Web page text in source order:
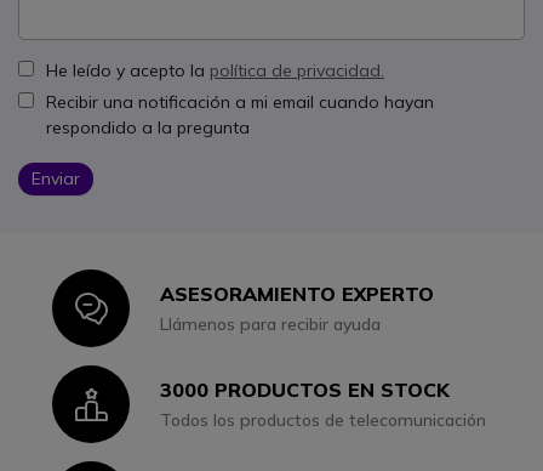
He leído y acepto la política de privacidad.
Recibir una notificación a mi email cuando hayan
respondido a la pregunta
Enviar
IconASESORAMIENTO EXPERTO
Llámenos para recibir ayuda
Icon3000 PRODUCTOS EN STOCK
Todos los productos de telecomunicación